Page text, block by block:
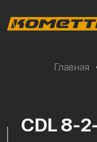
Главная
CDL 8-